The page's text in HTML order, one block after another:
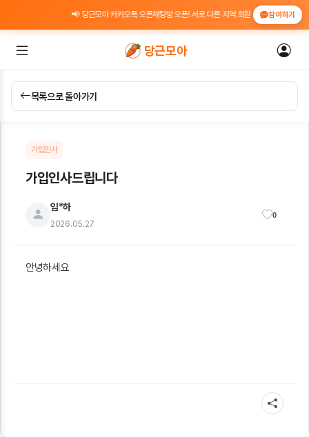
📢 당근모아 카카오톡 오픈채팅방 오픈! 서로 다른 지역 회원 간 위치 인증 도움
참여하기
당근모아
목록으로 돌아가기
가입인사
가입인사드립니다
임*하
2026.05.27
0
안녕하세요